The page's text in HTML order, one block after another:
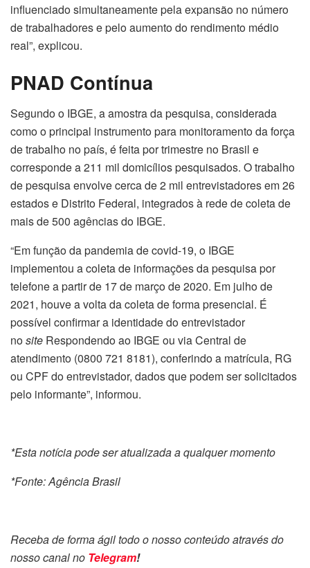
influenciado simultaneamente pela expansão no número
de trabalhadores e pelo aumento do rendimento médio
real”, explicou.
PNAD Contínua
Segundo o IBGE, a amostra da pesquisa, considerada
como o principal instrumento para monitoramento da força
de trabalho no país, é feita por trimestre no Brasil e
corresponde a 211 mil domicílios pesquisados. O trabalho
de pesquisa envolve cerca de 2 mil entrevistadores em 26
estados e Distrito Federal, integrados à rede de coleta de
mais de 500 agências do IBGE.
“Em função da pandemia de covid-19, o IBGE
implementou a coleta de informações da pesquisa por
telefone a partir de 17 de março de 2020. Em julho de
2021, houve a volta da coleta de forma presencial. É
possível confirmar a identidade do entrevistador
nosite Respondendo ao IBGE ou via Central de
atendimento (0800 721 8181), conferindo a matrícula, RG
ou CPF do entrevistador, dados que podem ser solicitados
pelo informante”, informou.
*Esta notícia pode ser atualizada a qualquer momento
*Fonte: Agência Brasil
Receba de forma ágil todo o nosso conteúdo através do
nosso canal no Telegram!